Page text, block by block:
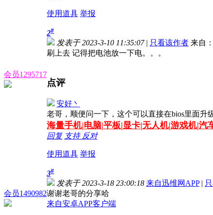
使用道具 举报
会员1295717
2#
发表于 2023-3-10 11:35:07 | 只看该作者 来自
刷上去 记得把电池放一下电。。。
点评
安好丶
老哥，顺便问一下，这个可以直接在bios里面升
海量手机|电脑|平板|显卡|无人机|游戏机|汽
回复 支持 反对
使用道具 举报
会员1490982
3#
发表于 2023-3-18 23:00:18 来自迅维网APP |
谢谢老哥的分享哈
来自安卓APP客户端